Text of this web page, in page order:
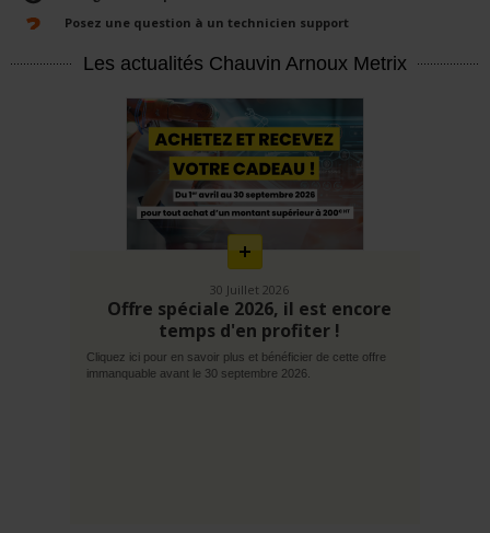
Posez une question à un technicien support
Les actualités Chauvin Arnoux Metrix
En
savoir
plus
30 Juillet 2026
Offre spéciale 2026, il est encore
temps d'en profiter !
Cliquez ici pour en savoir plus et bénéficier de cette offre
immanquable avant le 30 septembre 2026.